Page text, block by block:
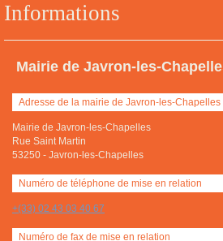
Informations
Mairie de Javron-les-
Adresse de la mairie de Javron-les-Chapelles
Mairie de Javron-les-Chapelles
Rue Saint Martin
53250 - Javron-les-Chapelles
Numéro de téléphone de mise en relation
+(33) 02 43 03 40 67
Numéro de fax de mise en relation